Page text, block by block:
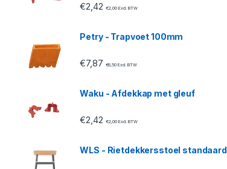
€2,42 €2,00Excl. BTW
Petry - Trapvoet 100mm
€7,87 €6,50Excl. BTW
Waku - Afdekkap met gleuf
€2,42 €2,00Excl. BTW
WLS - Rietdekkersstoel standaard